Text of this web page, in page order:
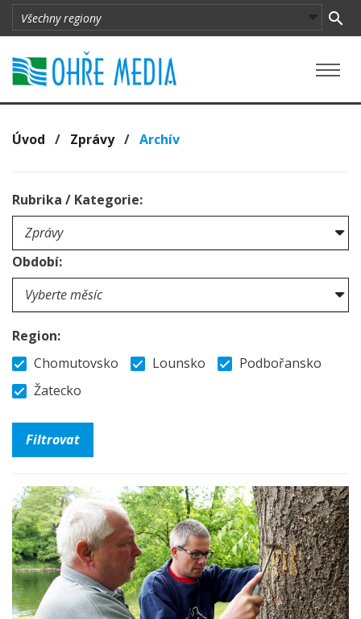
Úvod / Zprávy/ Archív
Rubrika / Kategorie:
Období:
Region:
Chomutovsko
Lounsko
Podbořansko
Žatecko